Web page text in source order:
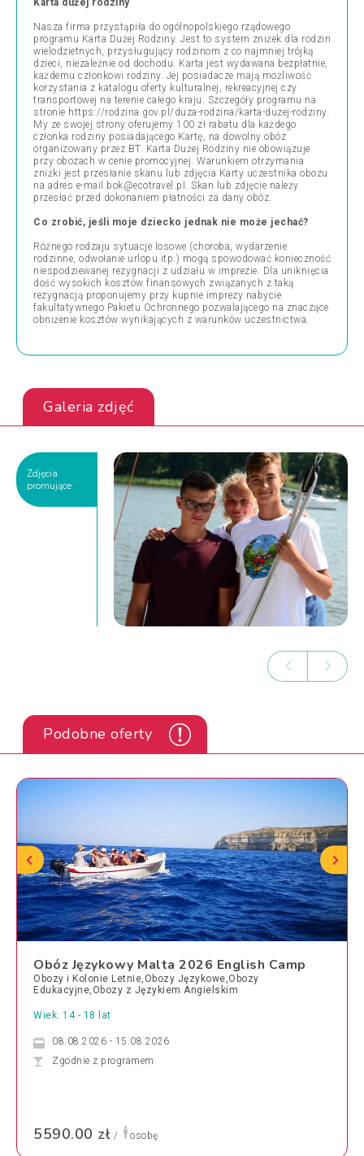
Karta dużej rodziny
Nasza firma przystąpiła do ogólnopolskiego rządowego
programu Karta Dużej Rodziny. Jest to system zniżek dla rodzin
wielodzietnych, przysługujący rodzinom z co najmniej trójką
dzieci, niezależnie od dochodu. Karta jest wydawana bezpłatnie,
każdemu członkowi rodziny. Jej posiadacze mają możliwość
korzystania z katalogu oferty kulturalnej, rekreacyjnej czy
transportowej na terenie całego kraju. Szczegóły programu na
stronie https://rodzina.gov.pl/duza-rodzina/karta-duzej-rodziny.
My ze swojej strony oferujemy 100 zł rabatu dla każdego
członka rodziny posiadającego Kartę, na dowolny obóz
organizowany przez BT. Karta Dużej Rodziny nie obowiązuje
przy obozach w cenie promocyjnej. Warunkiem otrzymania
zniżki jest przesłanie skanu lub zdjęcia Karty uczestnika obozu
na adres e-mail bok@ecotravel.pl. Skan lub zdjęcie należy
przesłać przed dokonaniem płatności za dany obóz.
Co zrobić, jeśli moje dziecko jednak nie może jechać?
Różnego rodzaju sytuacje losowe (choroba, wydarzenie
rodzinne, odwołanie urlopu itp.) mogą spowodować konieczność
niespodziewanej rezygnacji z udziału w imprezie. Dla uniknięcia
dość wysokich kosztów finansowych związanych z taką
rezygnacją proponujemy przy kupnie imprezy nabycie
fakultatywnego Pakietu Ochronnego pozwalającego na znaczące
obniżenie kosztów wynikających z warunków uczestnictwa.
Galeria zdjęć
Zdjęcia
promujące
Podobne oferty
Obóz Językowy Malta 2026 English Camp
Obozy i Kolonie Letnie,Obozy Językowe,Obozy
Edukacyjne,Obozy z Językiem Angielskim
Wiek: 14 - 18 lat
08.08.2026 - 15.08.2026
Zgodnie z programem
5590.00 zł / osobę